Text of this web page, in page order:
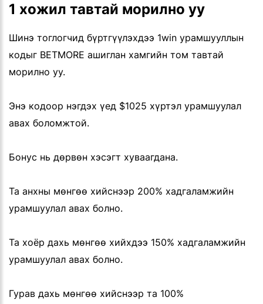
1 хожил тавтай морилно уу
Шинэ тоглогчид бүртгүүлэхдээ 1win урамшууллын
кодыг BETMORE ашиглан хамгийн том тавтай
морилно уу.
Энэ кодоор нэгдэх үед $1025 хүртэл урамшуулал
авах боломжтой.
Бонус нь дөрвөн хэсэгт хуваагдана.
Та анхны мөнгөө хийснээр 200% хадгаламжийн
урамшуулал авах болно.
Та хоёр дахь мөнгөө хийхдээ 150% хадгаламжийн
урамшуулал авах болно.
Гурав дахь мөнгөө хийснээр та 100%